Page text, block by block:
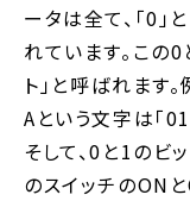
ータは全て、「0
れています。この
ト」と呼ばれます
Aという文字は「
そして、0と1のビ
のスイッチのON